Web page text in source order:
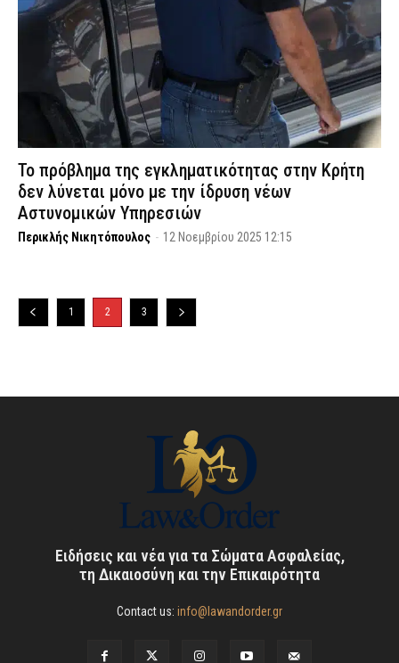
Το πρόβλημα της εγκληματικότητας στην Κρήτη
δεν λύνεται μόνο με την ίδρυση νέων
Αστυνομικών Υπηρεσιών
Περικλής Νικητόπουλος - 12 Νοεμβρίου 2025 12:15
1 2 3
Ειδήσεις και νέα για τα Σώματα Ασφαλείας,
τη Δικαιοσύνη και την Επικαιρότητα
Contact us: info@lawandorder.gr